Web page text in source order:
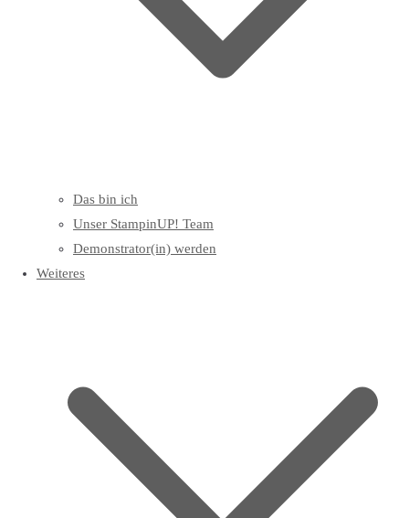
Das bin ich
Unser StampinUP! Team
Demonstrator(in) werden
Weiteres